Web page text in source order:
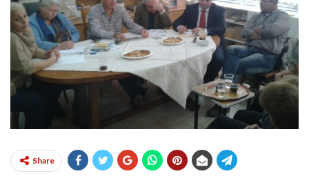
Share